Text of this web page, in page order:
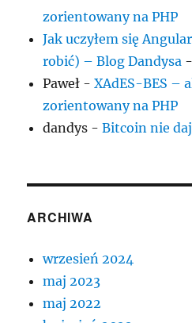
zorientowany na PHP
Jak uczyłem się
robić) – Blog Dandysa
Paweł -XAdES-BES –
zorientowany na PHP
dandys -Bitcoin nie
ARCHIWA
wrzesień 2024
maj 2023
maj 2022